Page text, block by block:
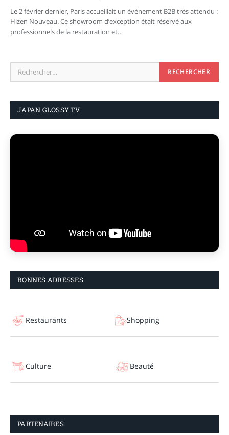
Le 2 février dernier, Paris accueillait un événement B2B très attendu :
Hizen Nouveau. Ce showroom d’exception était réservé aux
professionnels de la restauration et…
JAPAN GLOSSY TV
BONNES ADRESSES
Restaurants Shopping
Culture Beauté
PARTENAIRES